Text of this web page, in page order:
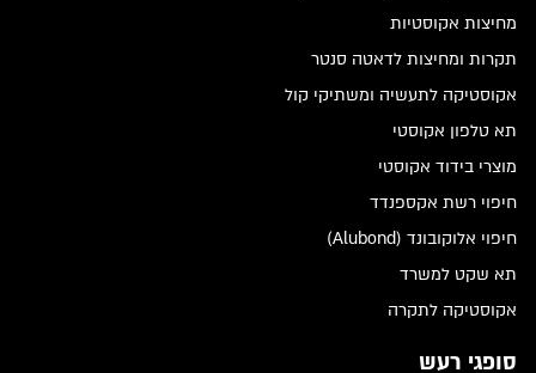
מחיצות אקוסטיות
תקרות ומחיצות לדאטה סנטר
אקוסטיקה לתעשיה ומשתיקי קול
תא טלפון אקוסטי
מוצרי בידוד אקוסטי
חיפוי רשת אקספנדד
חיפוי אלוקובונד (Alubond)
תא שקט למשרד
אקוסטיקה לתקרה
סופגי רעש